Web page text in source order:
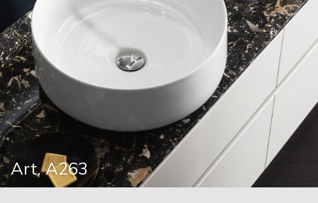
Art. A263